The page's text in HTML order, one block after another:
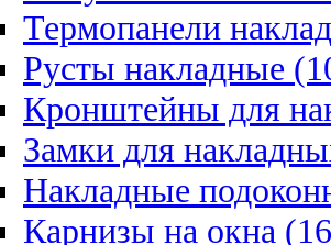
Термопанели
Русты накладные
Кронштейны для
Замки для
Накладные
Карнизы на окна